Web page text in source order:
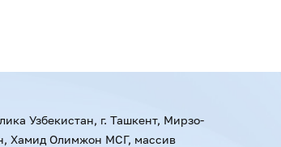
Узбекистан, г. Ташкент, Мирзо-
Хамид Олимжон МСГ, массив